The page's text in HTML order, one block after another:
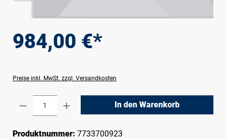
984,00 €*
Preise inkl. MwSt. zzgl. Versandkosten
Produkt Anzahl: Gib den gewünschten
In den Warenkorb
Produktnummer: 7733700923